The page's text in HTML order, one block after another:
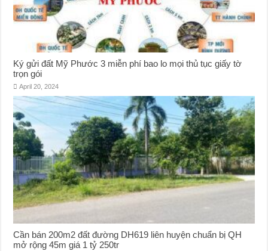
Ký gửi đất Mỹ Phước 3 miễn phí bao lo mọi thủ tục giấy tờ
trọn gói
April 20, 2024
Cần bán 200m2 đất đường DH619 liên huyện chuẩn bị QH
mở rộng 45m giá 1 tỷ 250tr